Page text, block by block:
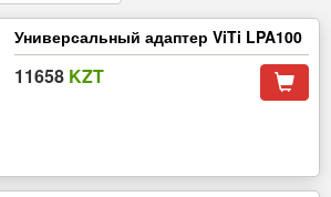
Универсальный адаптер ViTi LPA100
11658 KZT